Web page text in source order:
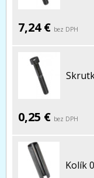
7,24 € bez DPH
0,25 € bez DPH
Kolík